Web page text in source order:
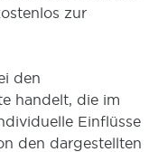
zur
den
handelt, die im
Einflüsse
den dargestellten